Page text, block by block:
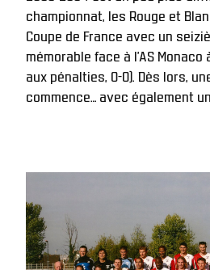
championnat, les Rouge et
Coupe de France avec un
mémorable face à l’AS
aux pénalties, 0-0). Dès lors,
commence… avec également